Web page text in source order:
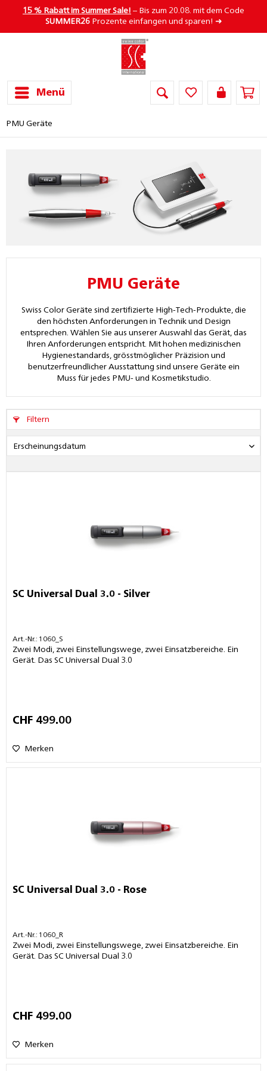
15 % Rabatt im Summer Sale! – Bis zum 20.08. mit dem Code
SUMMER26Prozente einfangen und sparen! ➜
Menü
PMU Geräte
PMU Geräte
Swiss Color Geräte sind zertifizierte High-Tech-Produkte, die
den höchsten Anforderungen in Technik und Design
entsprechen. Wählen Sie aus unserer Auswahl das Gerät, das
Ihren Anforderungen entspricht. Mit hohen medizinischen
Hygienestandards, grösstmöglicher Präzision und
benutzerfreundlicher Ausstattung sind unsere Geräte ein
Muss für jedes PMU- und Kosmetikstudio.
Filtern
SC Universal Dual 3.0 - Silver
Art.-Nr.: 1060_S
Zwei Modi, zwei Einstellungswege, zwei Einsatzbereiche. Ein
Gerät. Das SC Universal Dual 3.0
CHF 499.00
Merken
SC Universal Dual 3.0 - Rose
Art.-Nr.: 1060_R
Zwei Modi, zwei Einstellungswege, zwei Einsatzbereiche. Ein
Gerät. Das SC Universal Dual 3.0
CHF 499.00
Merken